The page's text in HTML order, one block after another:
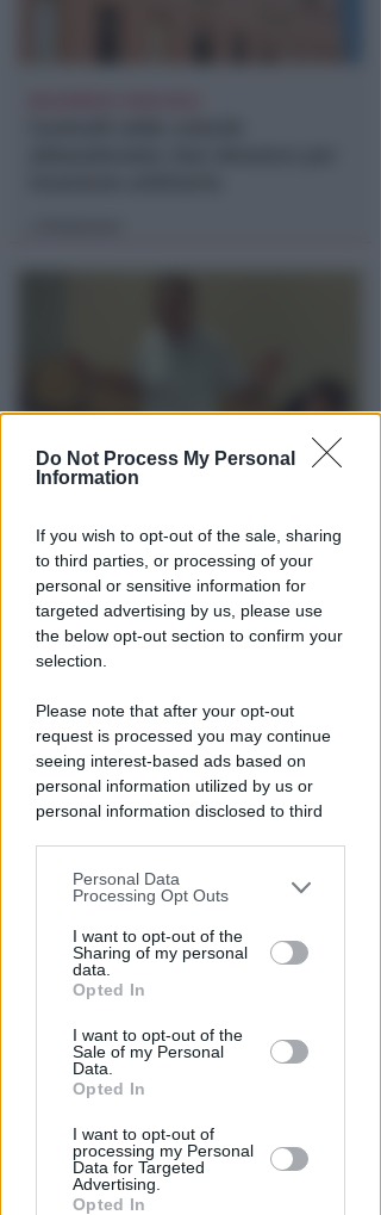
Do Not Process My Personal
Information
If you wish to opt-out of the sale, sharing
to third parties, or processing of your
personal or sensitive information for
targeted advertising by us, please use
the below opt-out section to confirm your
selection.
Please note that after your opt-out
request is processed you may continue
seeing interest-based ads based on
personal information utilized by us or
personal information disclosed to third
You may separately opt-out of the further
disclosure of your personal information
by third parties on the IAB’s list of
downstream participants.
by us to third parties on the IAB’s List of
Downstream Participants that may
further disclose it to other third parties.
Personal Data
Processing Opt Outs
I want to opt-out of the
Sharing of my personal
data.
Opted In
I want to opt-out of the
Sale of my Personal
Data.
Opted In
I want to opt-out of
processing my Personal
Data for Targeted
Advertising.
Opted In
Piano Arenile. Renzi (FdI):
maldestro tentativo di
urbanizzare la spiaggia
di Redazione
SABATO AL "BIANCHELLI"
Ingresso gratuito per il test
match tra Vigor Senigallia e
Rimini
Icaro Sport